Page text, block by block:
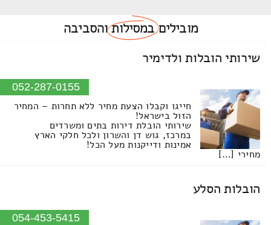
מוביליםבמסילותוהסביבה
שירותי הובלות ולדימיר
052-287-0155
חייגו וקבלו הצעת מחיר ללא תחרות – המחיר
הזול בישראל!
שירותי הובלת דירות בתים ומשרדים
במרכז, גוש דן והשרון ולכל חלקי הארץ
אמינות ודייקנות מעל הכל!
מחירי […]
הובלות הסלע
054-453-5415